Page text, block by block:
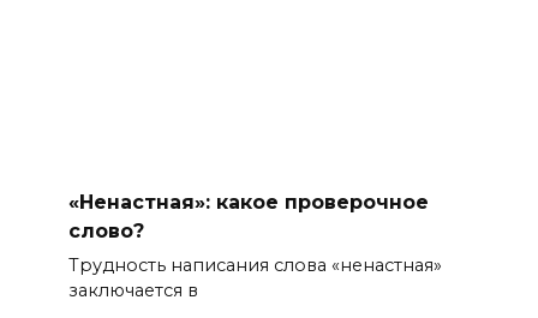
«Ненастная»: какое проверочное
слово?
Трудность написания слова «ненастная»
заключается в